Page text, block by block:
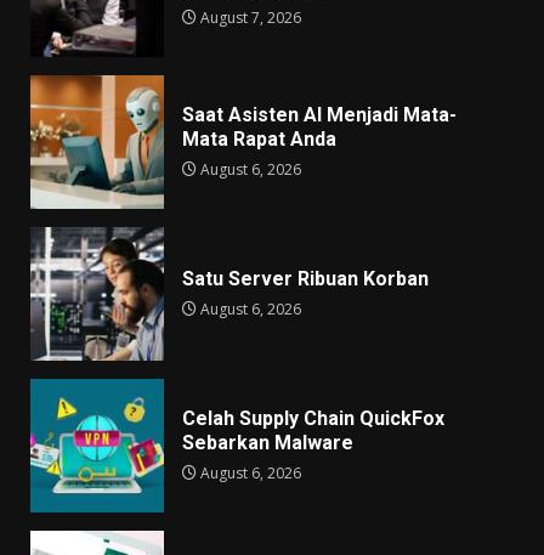
August 7, 2026
Saat Asisten AI Menjadi Mata-
Mata Rapat Anda
August 6, 2026
Satu Server Ribuan Korban
August 6, 2026
Celah Supply Chain QuickFox
Sebarkan Malware
August 6, 2026